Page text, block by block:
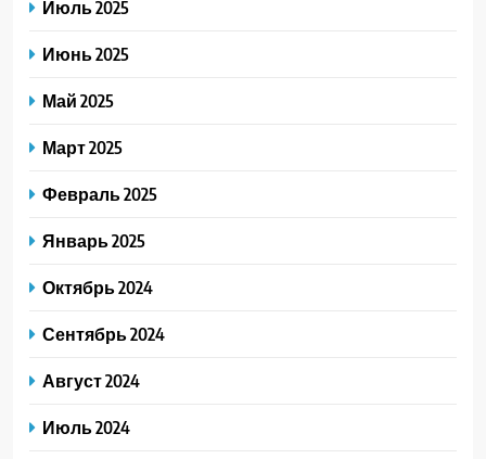
Июль 2025
Июнь 2025
Май 2025
Март 2025
Февраль 2025
Январь 2025
Октябрь 2024
Сентябрь 2024
Август 2024
Июль 2024